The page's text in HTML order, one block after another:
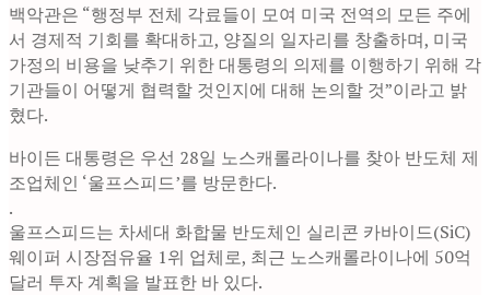
백악관은 “행정부 전체 각료들이 모여 미국 전역의 모든 주에
서 경제적 기회를 확대하고, 양질의 일자리를 창출하며, 미국
가정의 비용을 낮추기 위한 대통령의 의제를 이행하기 위해 각
기관들이 어떻게 협력할 것인지에 대해 논의할 것”이라고 밝
혔다.
바이든 대통령은 우선 28일 노스캐롤라이나를 찾아 반도체 제
조업체인 ‘울프스피드’를 방문한다.
.
울프스피드는 차세대 화합물 반도체인 실리콘 카바이드(SiC)
웨이퍼 시장점유율 1위 업체로, 최근 노스캐롤라이나에 50억
달러 투자 계획을 발표한 바 있다.